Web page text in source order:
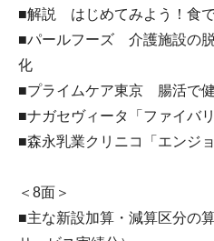
■解説 はじめてみよう！食
■パールフーズ 介護施設の
化
■プライムケア東京 腸活で
■ナガセヴィータ「ファイバ
■森永乳業クリニコ「エンジ
＜8面＞
■主な新設加算・減算区分の